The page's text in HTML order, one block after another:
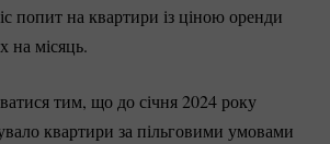
попит на квартири із ціною оренди
на місяць.
тим, що до січня 2024 року
квартири за пільговими умовами